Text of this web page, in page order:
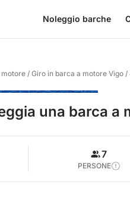
Noleggio barche
motore/ Giro in barca a motore Vigo /
una barca a
7
PERSONE